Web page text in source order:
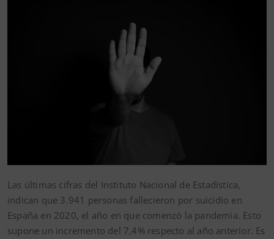
Las últimas cifras del Instituto Nacional de Estadística,
indican que 3.941 personas fallecieron por suicidio en
España en 2020, el año en que comenzó la pandemia. Esto
supone un incremento del 7,4% respecto al año anterior. Es